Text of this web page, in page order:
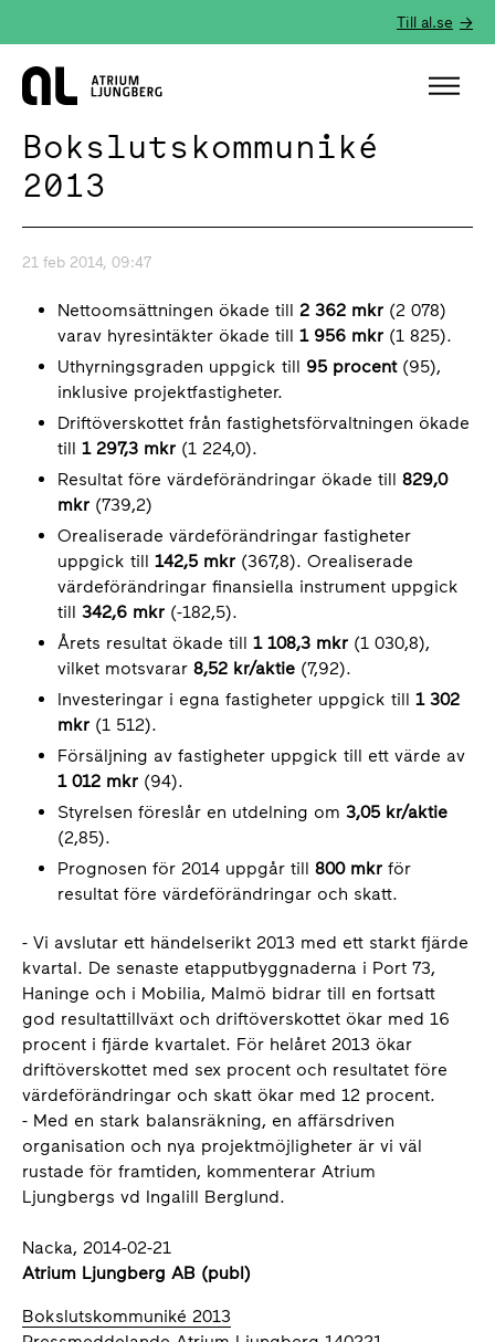
Till al.se
Hem
Bokslutskommuniké
2013
21 feb 2014, 09:47
Nettoomsättningen ökade till 2 362 mkr (2 078)
varav hyresintäkter ökade till 1 956 mkr (1 825).
Uthyrningsgraden uppgick till 95 procent(95),
inklusive projektfastigheter.
Driftöverskottet från fastighetsförvaltningen ökade
till 1 297,3 mkr (1 224,0).
Resultat före värdeförändringar ökade till 829,0
mkr (739,2)
Orealiserade värdeförändringar fastigheter
uppgick till 142,5 mkr (367,8). Orealiserade
värdeförändringar finansiella instrument uppgick
till 342,6 mkr (-182,5).
Årets resultat ökade till 1 108,3 mkr (1 030,8),
vilket motsvarar 8,52 kr/aktie (7,92).
Investeringar i egna fastigheter uppgick till 1 302
mkr (1 512).
Försäljning av fastigheter uppgick till ett värde av
1 012 mkr (94).
Styrelsen föreslår en utdelning om 3,05 kr/aktie
(2,85).
Prognosen för 2014 uppgår till 800 mkr för
resultat före värdeförändringar och skatt.
- Vi avslutar ett händelserikt 2013 med ett starkt fjärde
kvartal. De senaste etapputbyggnaderna i Port 73,
Haninge och i Mobilia, Malmö bidrar till en fortsatt
god resultattillväxt och driftöverskottet ökar med 16
procent i fjärde kvartalet. För helåret 2013 ökar
driftöverskottet med sex procent och resultatet före
värdeförändringar och skatt ökar med 12 procent.
- Med en stark balansräkning, en affärsdriven
organisation och nya projektmöjligheter är vi väl
rustade för framtiden, kommenterar Atrium
Ljungbergs vd Ingalill Berglund.
Nacka, 2014-02-21
Atrium Ljungberg AB (publ)
Bokslutskommuniké 2013